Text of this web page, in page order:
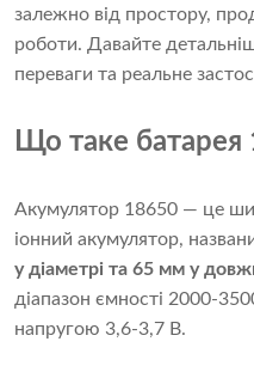
залежно від простору,
роботи. Давайте
переваги та реальне
Що таке батарея
Акумулятор 18650 — це
іонний акумулятор,
у діаметрі та 65 мм у
діапазон ємності 2000-
напругою 3,6-3,7 В.